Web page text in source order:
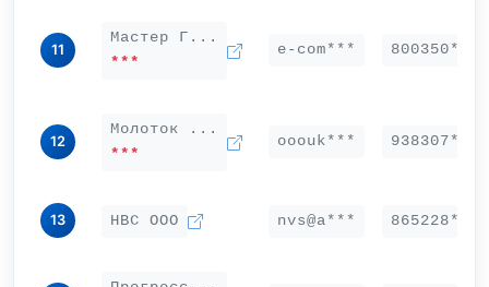
11
Мастер Г...
***
e-com*** 800350***
12
Молоток ...
***
ooouk*** 938307***
13 НВС ООО nvs@a*** 865228***